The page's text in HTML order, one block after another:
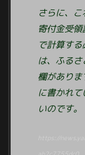
さらに、
寄付金受
で計算す
は、ふる
欄があり
に書かれ
いのです。